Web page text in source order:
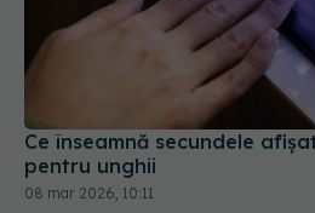
Ce înseamnă secundele
pentru unghii
08 mar 2026, 10:11